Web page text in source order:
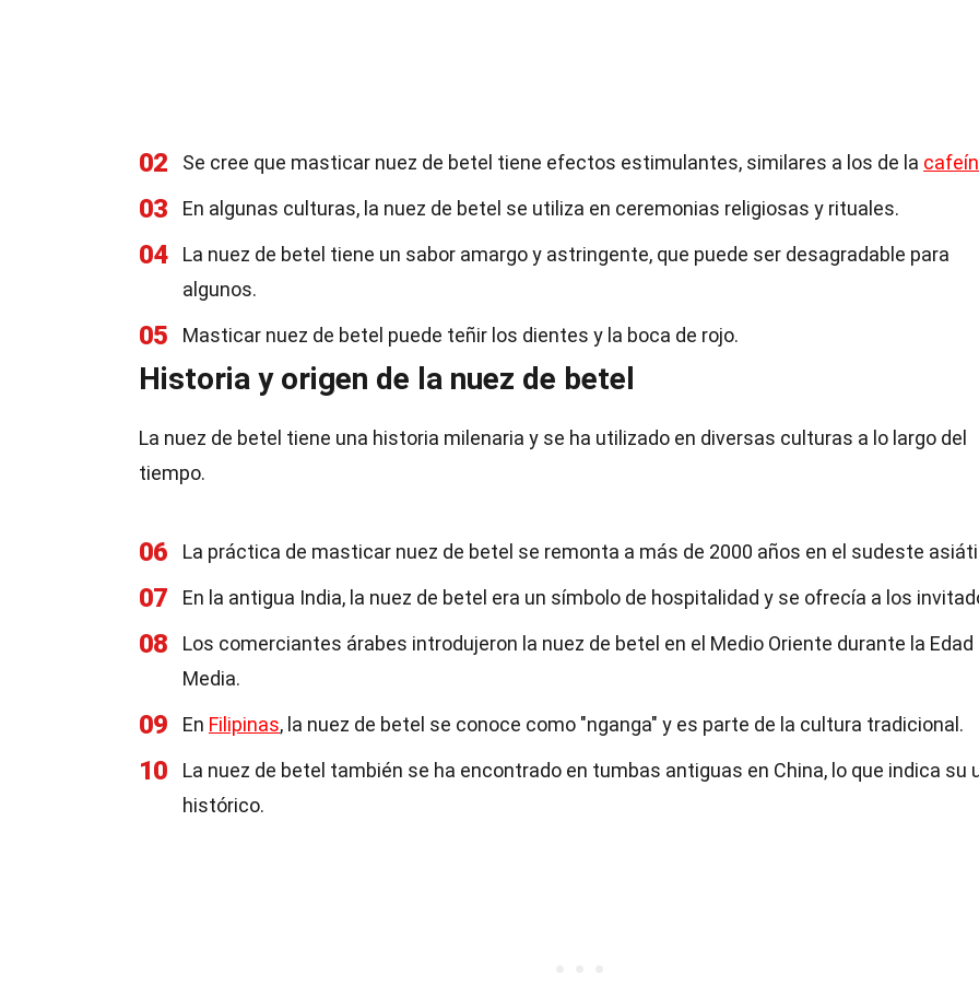
02 Se cree que masticar nuez de betel tiene efectos estimulantes, similares a los de la
03 En algunas culturas, la nuez de betel se utiliza en ceremonias religiosas y rituales.
04
La nuez de betel tiene un sabor amargo y astringente, que puede ser desagradable para
algunos.
05 Masticar nuez de betel puede teñir los dientes y la boca de rojo.
Historia y origen de la nuez de betel
La nuez de betel tiene una historia milenaria y se ha utilizado en diversas culturas a lo largo del
tiempo.
06 La práctica de masticar nuez de betel se remonta a más de 2000 años en el sudeste
07 En la antigua India, la nuez de betel era un símbolo de hospitalidad y se ofrecía a los
08
Los comerciantes árabes introdujeron la nuez de betel en el Medio Oriente durante la Edad
Media.
09 En Filipinas, la nuez de betel se conoce como "nganga" y es parte de la cultura tradicional.
10
La nuez de betel también se ha encontrado en tumbas antiguas en China, lo que indica su
histórico.